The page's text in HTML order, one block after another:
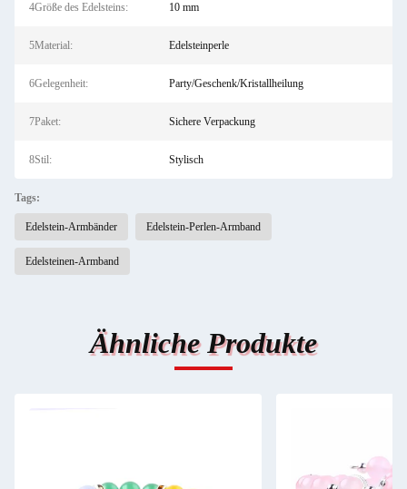
4Größe des Edelsteins: 10 mm
5Material: Edelsteinperle
6Gelegenheit: Party/Geschenk/Kristallheilung
7Paket: Sichere Verpackung
8Stil: Stylisch
Tags:
Edelstein-Armbänder Edelstein-Perlen-Armband
Edelsteinen-Armband
Ähnliche Produkte